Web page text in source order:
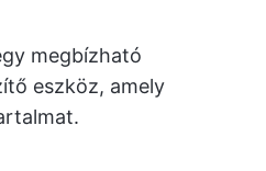
megbízható
eszköz, amely